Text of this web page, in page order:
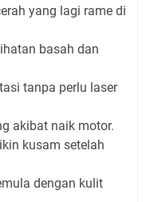
yang lagi rame di
basah dan
tanpa perlu laser
akibat naik motor.
kusam setelah
dengan kulit